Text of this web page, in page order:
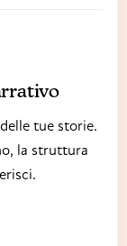
tue storie.
la struttura